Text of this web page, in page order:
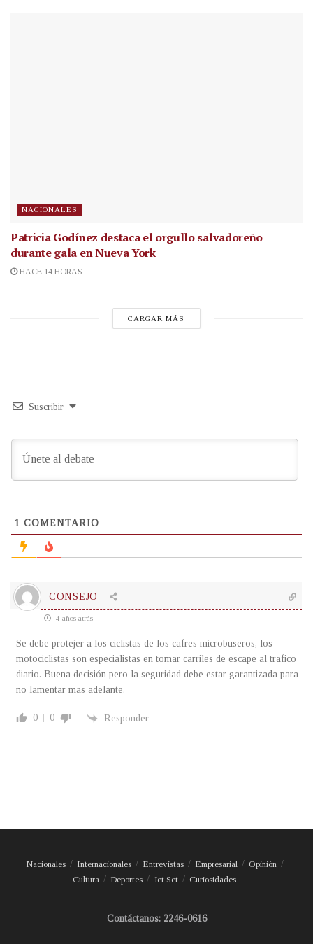
NACIONALES
Patricia Godínez destaca el orgullo salvadoreño
durante gala en Nueva York
HACE 14 HORAS
CARGAR MÁS
Suscribir
1 COMENTARIO
CONSEJO
4 años atrás
Se debe protejer a los ciclistas de los cafres microbuseros, los
motociclistas son especialistas en tomar carriles de escape al trafico
diario. Buena decisión pero la seguridad debe estar garantizada para
no lamentar mas adelante.
0 0 Responder
Nacionales Internacionales Entrevistas Empresarial
Opinión
Cultura
Deportes Jet Set Curiosidades
Contáctanos: 2246-0616